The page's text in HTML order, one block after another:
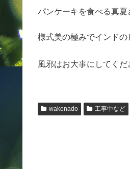
パンケーキを食べる真夏
様式美の極みでインドの
風邪はお大事にしてくだ
wakonado 工事中など